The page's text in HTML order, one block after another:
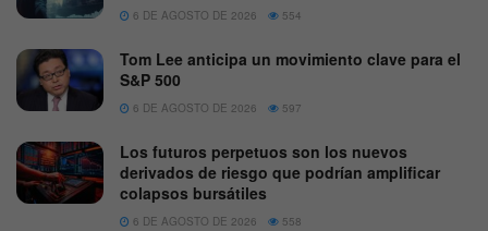
6 DE AGOSTO DE 2026 554
Tom Lee anticipa un movimiento clave para el
S&P 500
6 DE AGOSTO DE 2026 597
Los futuros perpetuos son los nuevos
derivados de riesgo que podrían amplificar
colapsos bursátiles
6 DE AGOSTO DE 2026 558